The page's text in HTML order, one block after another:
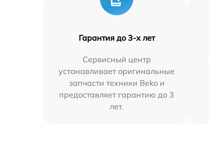
Гарантия до 3-х лет
Сервисный центр
устанавливает оригинальные
запчасти техники Beko и
предоставляет гарантию до 3
лет.